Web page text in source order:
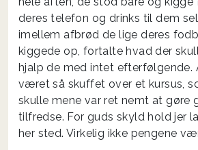
deres telefon og drinks til dem
imellem afbrød de lige deres
kiggede op, fortalte hvad der
hjalp de med intet efterfølgende.
været så skuffet over et kursus,
skulle mene var ret nemt at gøre
tilfredse. For guds skyld hold jer
her sted. Virkelig ikke pengene